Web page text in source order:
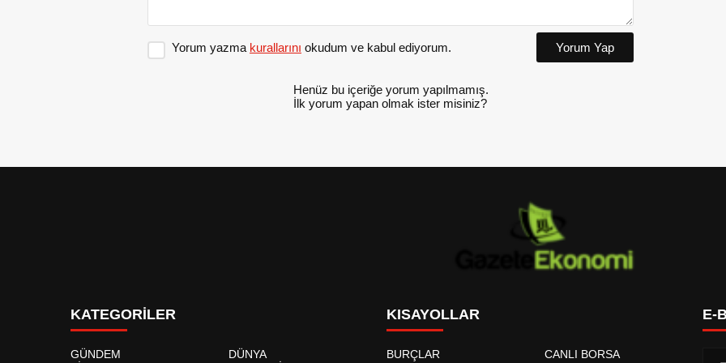
Yorum yazma kurallarını okudum ve kabul ediyorum. Yorum Yap
Henüz bu içeriğe yorum yapılmamış.
İlk yorum yapan olmak ister misiniz?
KATEGORİLER
GÜNDEM
DÜNYA
KISAYOLLAR
BURÇLAR
CANLI BORSA
E-